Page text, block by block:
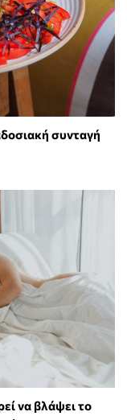
συνταγή
να βλάψει το